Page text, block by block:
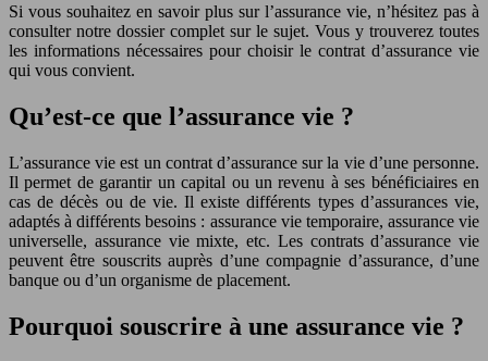
Si vous souhaitez en savoir plus sur l’assurance vie, n’hésitez pas à
consulter notre dossier complet sur le sujet. Vous y trouverez toutes
les informations nécessaires pour choisir le contrat d’assurance vie
qui vous convient.
Qu’est-ce que l’assurance vie ?
L’assurance vie est un contrat d’assurance sur la vie d’une personne.
Il permet de garantir un capital ou un revenu à ses bénéficiaires en
cas de décès ou de vie. Il existe différents types d’assurances vie,
adaptés à différents besoins : assurance vie temporaire, assurance vie
universelle, assurance vie mixte, etc. Les contrats d’assurance vie
peuvent être souscrits auprès d’une compagnie d’assurance, d’une
banque ou d’un organisme de placement.
Pourquoi souscrire à une assurance vie ?